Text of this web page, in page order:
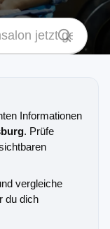
Informationen
. Prüfe
vergleiche
du dich